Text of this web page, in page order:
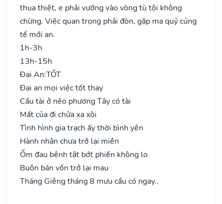
thua thiệt, e phải vướng vào vòng tù tội không
chừng. Việc quan trọng phải đòn, gặp ma quỷ cúng
tế mới an.
1h-3h
13h-15h
Đại An:TỐT
Đại an mọi việc tốt thay
Cầu tài ở nẻo phương Tây có tài
Mất của đi chửa xa xôi
Tình hình gia trạch ấy thời bình yên
Hành nhân chưa trở lại miền
Ốm đau bệnh tật bớt phiền không lo
Buôn bán vốn trở lại mau
Tháng Giêng tháng 8 mưu cầu có ngay..